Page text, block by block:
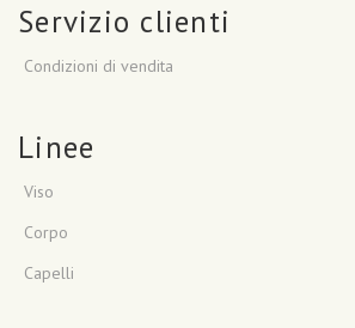
Servizio clienti
Condizioni di vendita
Linee
Viso
Corpo
Capelli